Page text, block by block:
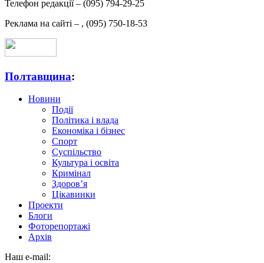
Телефон редакції – (095) 794-29-25
Реклама на сайті – , (095) 750-18-53
Полтавщина:
Новини
Події
Політика і влада
Економіка і бізнес
Спорт
Суспільство
Культура і освіта
Кримінал
Здоров’я
Цікавинки
Проекти
Блоги
Фоторепортажі
Архів
Наш e-mail: